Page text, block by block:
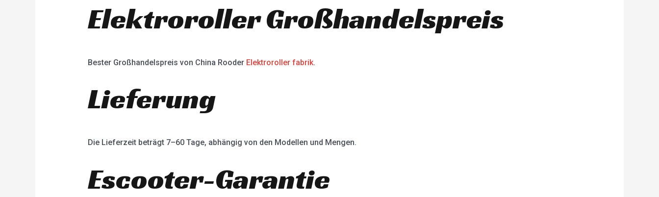
Elektroroller Großhandelspreis
Bester Großhandelspreis von China Rooder Elektroroller fabrik.
Lieferung
Die Lieferzeit beträgt 7–60 Tage, abhängig von den Modellen und Mengen.
Escooter-Garantie